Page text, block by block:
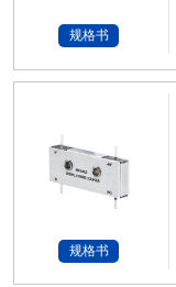
规格书
规格书